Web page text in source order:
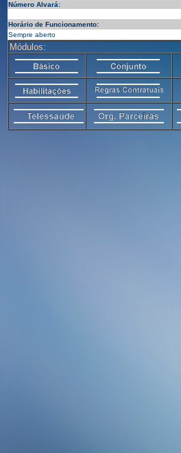
Número Alvará:
Horário de Funcionamento:
Sempre aberto
Módulos: